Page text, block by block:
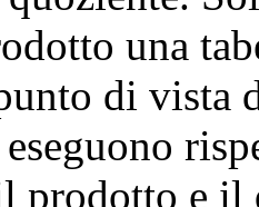
una
di vista
prodotto e il